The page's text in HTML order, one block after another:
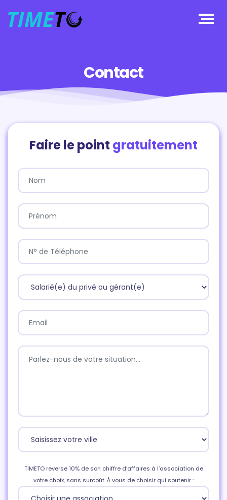
Contact
Faire le point gratuitement
TIMETO reverse 10% de son chiffre d’affaires à l’association de
votre choix, sans surcoût. À vous de choisir qui soutenir :